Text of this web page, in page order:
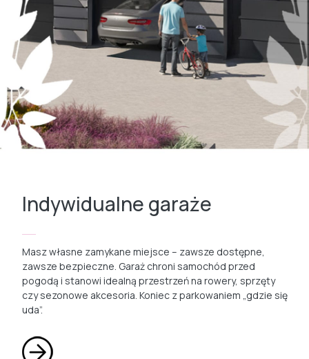
Indywidualne garaże
Masz własne zamykane miejsce – zawsze dostępne,
zawsze bezpieczne. Garaż chroni samochód przed
pogodą i stanowi idealną przestrzeń na rowery, sprzęty
czy sezonowe akcesoria. Koniec z parkowaniem „gdzie się
uda”.